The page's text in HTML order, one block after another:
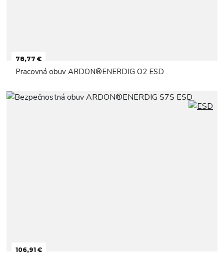
78,77 €
Pracovná obuv ARDON®ENERDIG O2 ESD
106,91 €